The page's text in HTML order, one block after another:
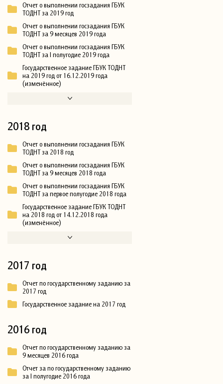
Отчет о выполнении госзадания ГБУК
ТОДНТ за 2019 год
Отчет о выполнении госзадания ГБУК
ТОДНТ за 9 месяцев 2019 года
Отчет о выполнении госзадания ГБУК
ТОДНТ за I полугодие 2019 года
Государственное задание ГБУК ТОДНТ
на 2019 год от 16.12.2019 года
(изменённое)
2018 год
Отчет о выполнении госзадания ГБУК
ТОДНТ за 2018 год
Отчет о выполнении госзадания ГБУК
ТОДНТ за 9 месяцев 2018 года
Отчет о выполнении госзадания ГБУК
ТОДНТ за первое полугодие 2018 года
Государственное задание ГБУК ТОДНТ
на 2018 год от 14.12.2018 года
(изменённое)
2017 год
Отчет по государственному заданию за
2017 год
Государственное задание на 2017 год
2016 год
Отчет по государственному заданию за
9 месяцев 2016 года
Отчет за по государственному заданию
за I полугодие 2016 года